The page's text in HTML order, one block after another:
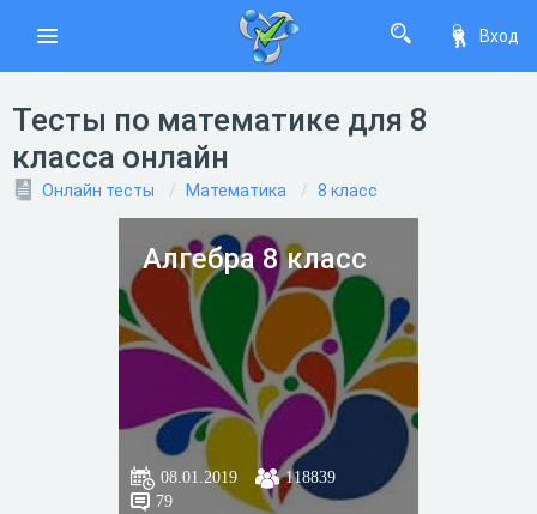
Вход
Тесты по математике для 8
класса онлайн
Онлайн тесты Математика 8 класс
Алгебра 8 класс
08.01.2019
118839
79